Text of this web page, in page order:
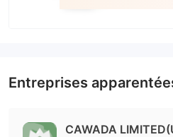
Entreprises
CAWADA